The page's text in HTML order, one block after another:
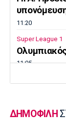
11:20
Super League 1
11:05
10:50
ΔΗΜΟΦΙΛΗ